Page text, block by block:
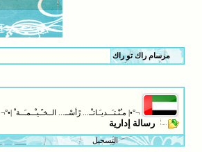
مرسام راك تو راك
¬°•| مـُنْـتـَــديـَـاتـْـ... رًأسْــ... الــخـًـيـْــمـَــة ْ |•°¬
رسالة إدارية
التسجيل